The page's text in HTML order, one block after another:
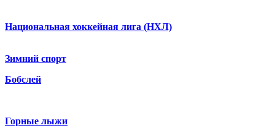
Национальная хоккейная лига (НХЛ)
Зимний спорт
Бобслей
Горные лыжи